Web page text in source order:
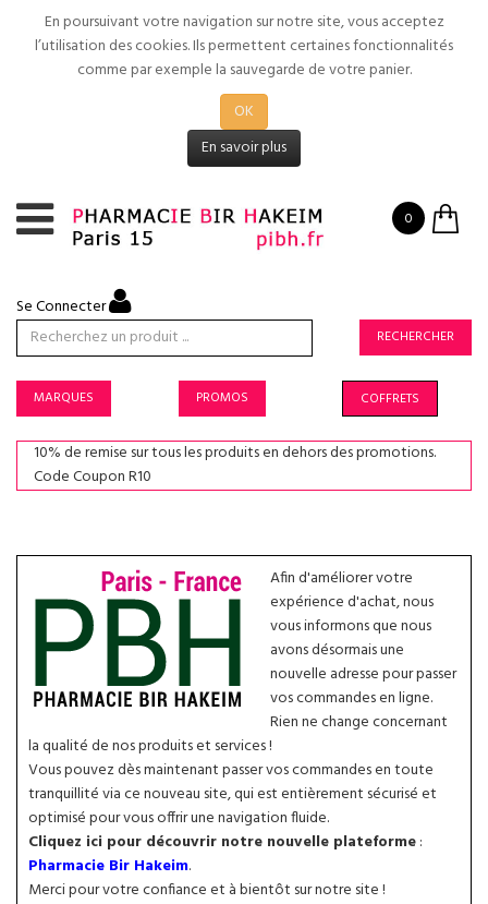
En poursuivant votre navigation sur notre site, vous acceptez
l’utilisation des cookies. Ils permettent certaines fonctionnalités
comme par exemple la sauvegarde de votre panier.
OK
En savoir plus
0
Se Connecter
RECHERCHER
MARQUES PROMOS COFFRETS
10% de remise sur tous les produits en dehors des promotions.
Code Coupon R10
Afin d'améliorer votre
expérience d'achat, nous
vous informons que nous
avons désormais une
nouvelle adresse pour passer
vos commandes en ligne.
Rien ne change concernant
la qualité de nos produits et services !
Vous pouvez dès maintenant passer vos commandes en toute
tranquillité via ce nouveau site, qui est entièrement sécurisé et
optimisé pour vous offrir une navigation fluide.
Cliquez ici pour découvrir notre nouvelle plateforme:
Pharmacie Bir Hakeim.
Merci pour votre confiance et à bientôt sur notre site !